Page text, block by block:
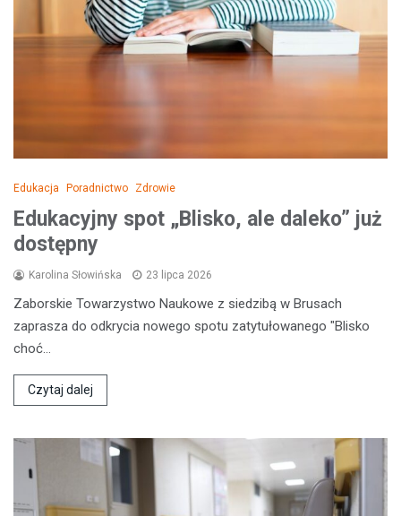
Edukacja Poradnictwo Zdrowie
Edukacyjny spot „Blisko, ale daleko” już
dostępny
Karolina Słowińska 23 lipca 2026
Zaborskie Towarzystwo Naukowe z siedzibą w Brusach
zaprasza do odkrycia nowego spotu zatytułowanego "Blisko
choć…
Czytaj dalej